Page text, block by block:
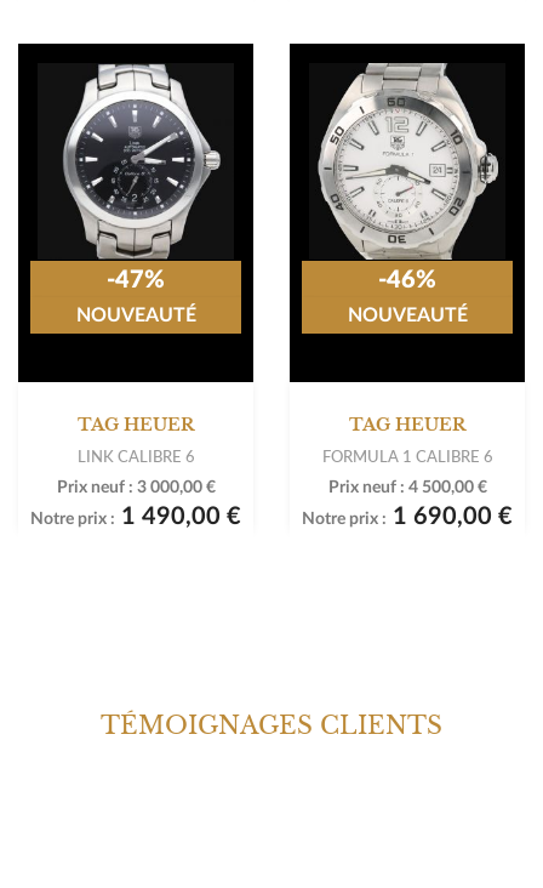
TAG HEUER
LINK CALIBRE 6
Prix neuf : 3 000,00 €
Notre prix : 1 490,00 €
-47%
NOUVEAUTÉ
TAG HEUER
FORMULA 1 CALIBRE 6
Prix neuf : 4 500,00 €
Notre prix : 1 690,00 €
-46%
NOUVEAUTÉ
TÉMOIGNAGES CLIENTS